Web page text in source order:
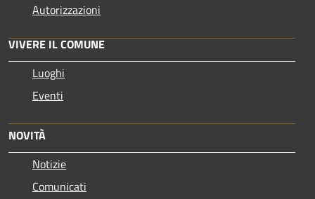
Autorizzazioni
VIVERE IL COMUNE
Luoghi
Eventi
NOVITÀ
Notizie
Comunicati